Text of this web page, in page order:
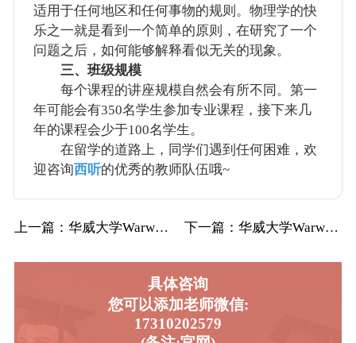
适用于任何地区和任何事物的规则。物理学的快
乐之一就是看到一个简单的原则，在研究了一个
问题之后，如何能够解释看似无关的现象。
三、班级规模
每个课程的讲座规模自然会有所不同。第一
年可能会有350名学生参加专业课程，接下来几
年的课程会少于100名学生。
在留学的道路上，同学们遇到任何困难，欢
迎咨询西听的优秀的教师队伍哦~
上一篇 ：华威大学Warwick华威网络安全工程辅… 下一篇 ：华威大学Warwick华威心理学辅导补习…
具体咨询
您可以添加老师微信:
17310202579